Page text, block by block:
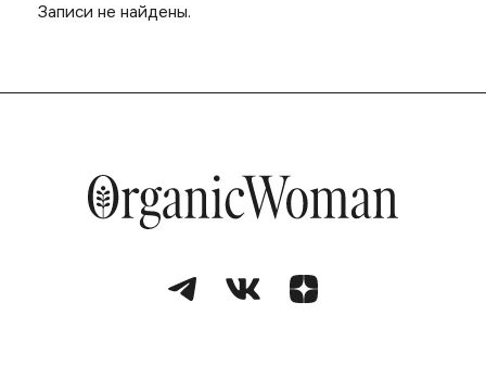
Записи не найдены.